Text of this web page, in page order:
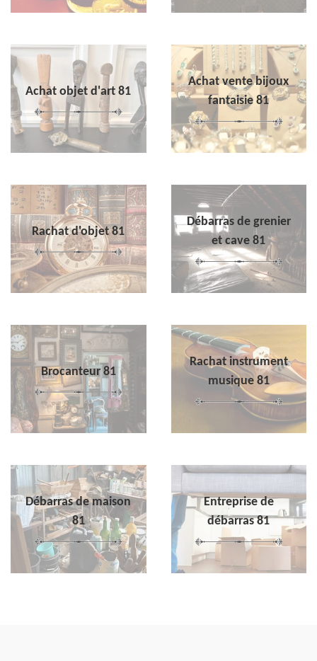
Achat objet d'art 81
Achat vente bijoux
fantaisie 81
Rachat d'objet 81
Débarras de grenier
et cave 81
Brocanteur 81
Rachat instrument
musique 81
Débarras de maison
81
Entreprise de
débarras 81